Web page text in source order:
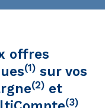
offres
(1) sur vos
(2) et
(3)